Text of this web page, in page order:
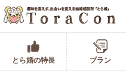
とら婚の特長 プラン